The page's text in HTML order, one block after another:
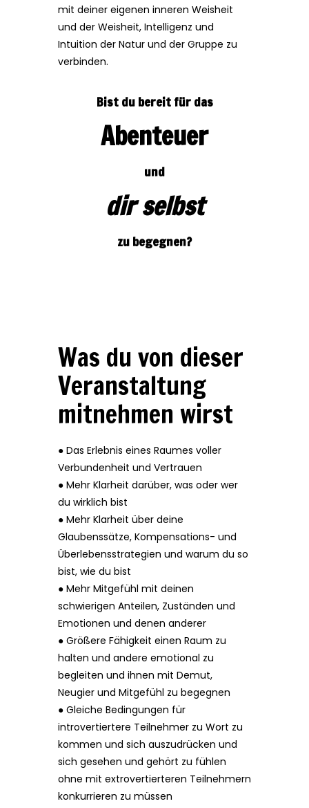
mit deiner eigenen inneren Weisheit
und der Weisheit, Intelligenz und
Intuition der Natur und der Gruppe zu
verbinden.
Bist du bereit für das
Abenteuer
und
dir selbst
zu begegnen?
Was du von dieser
Veranstaltung
mitnehmen wirst
● Das Erlebnis eines Raumes voller
Verbundenheit und Vertrauen
● Mehr Klarheit darüber, was oder wer
du wirklich bist
● Mehr Klarheit über deine
Glaubenssätze, Kompensations- und
Überlebensstrategien und warum du so
bist, wie du bist
● Mehr Mitgefühl mit deinen
schwierigen Anteilen, Zuständen und
Emotionen und denen anderer
● Größere Fähigkeit einen Raum zu
halten und andere emotional zu
begleiten und ihnen mit Demut,
Neugier und Mitgefühl zu begegnen
● Gleiche Bedingungen für
introvertiertere Teilnehmer zu Wort zu
kommen und sich auszudrücken und
sich gesehen und gehört zu fühlen
ohne mit extrovertierteren Teilnehmern
konkurrieren zu müssen